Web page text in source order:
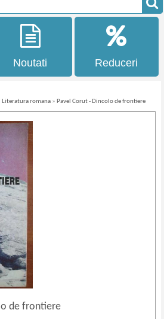
Noutati Reduceri
Literatura romana » Pavel Corut - Dincolo de frontiere
de frontiere